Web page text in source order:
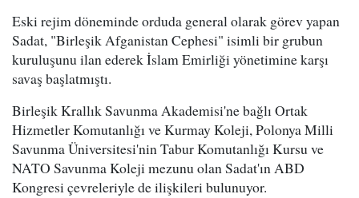
Eski rejim döneminde orduda general olarak görev yapan
Sadat, "Birleşik Afganistan Cephesi" isimli bir grubun
kuruluşunu ilan ederek İslam Emirliği yönetimine karşı
savaş başlatmıştı.
Birleşik Krallık Savunma Akademisi'ne bağlı Ortak
Hizmetler Komutanlığı ve Kurmay Koleji, Polonya Milli
Savunma Üniversitesi'nin Tabur Komutanlığı Kursu ve
NATO Savunma Koleji mezunu olan Sadat'ın ABD
Kongresi çevreleriyle de ilişkileri bulunuyor.